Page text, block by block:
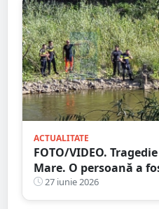
ACTUALITATE
FOTO/VIDEO.
Mare. O persoană a
râul Someș, sub Podul
27 iunie 2026